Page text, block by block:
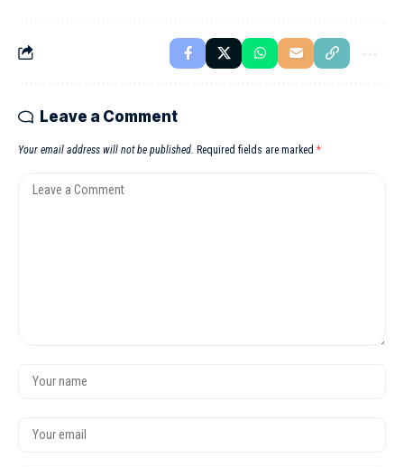
Leave a Comment
Your email address will not be published. Required fields are marked *